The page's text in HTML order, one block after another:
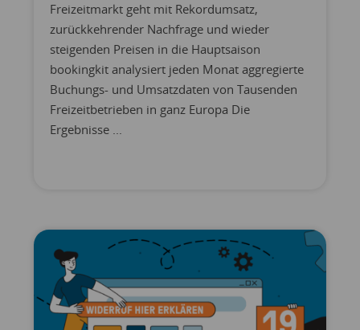
Freizeitmarkt geht mit Rekordumsatz,
zurückkehrender Nachfrage und wieder
steigenden Preisen in die Hauptsaison
bookingkit analysiert jeden Monat aggregierte
Buchungs- und Umsatzdaten von Tausenden
Freizeitbetrieben in ganz Europa Die
Ergebnisse ...